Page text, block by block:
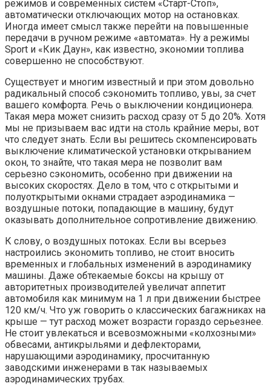
режимов и современных систем «Старт-Стоп»,
автоматически отключающих мотор на остановках.
Иногда имеет смысл также перейти на повышенные
передачи в ручном режиме «автомата». Ну а режимы
Sport и «Кик Даун», как известно, экономии топлива
совершенно не способствуют.
Существует и многим известный и при этом довольно
радикальный способ сэкономить топливо, увы, за счет
вашего комфорта. Речь о выключении кондиционера.
Такая мера может снизить расход сразу от 5 до 20%. Хотя
мы не призываем вас идти на столь крайние меры, вот
что следует знать. Если вы решитесь скомпенсировать
выключение климатической установки открыванием
окон, то знайте, что такая мера не позволит вам
серьезно сэкономить, особенно при движении на
высоких скоростях. Дело в том, что с открытыми и
полуоткрытыми окнами страдает аэродинамика —
воздушные потоки, попадающие в машину, будут
оказывать дополнительное сопротивление движению.
К слову, о воздушных потоках. Если вы всерьез
настроились экономить топливо, не стоит вносить
временных и глобальных изменений в аэродинамику
машины. Даже обтекаемые боксы на крышу от
авторитетных производителей увеличат аппетит
автомобиля как минимум на 1 л при движении быстрее
120 км/ч. Что уж говорить о классических багажниках на
крыше — тут расход может возрасти гораздо серьезнее.
Не стоит увлекаться и всевозможными «колхозными»
обвесами, антикрыльями и дефлекторами,
нарушающими аэродинамику, просчитанную
заводскими инженерами в так называемых
аэродинамических трубах.